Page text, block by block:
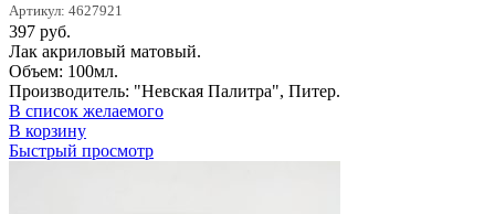
Артикул: 4627921
397 руб.
Лак акриловый матовый.
Объем: 100мл.
Производитель: "Невская Палитра", Питер.
В список желаемого
В корзину
Быстрый просмотр